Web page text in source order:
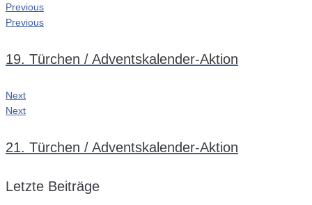
Previous
Previous
19. Türchen / Adventskalender-Aktion
Next
Next
21. Türchen / Adventskalender-Aktion
Letzte Beiträge